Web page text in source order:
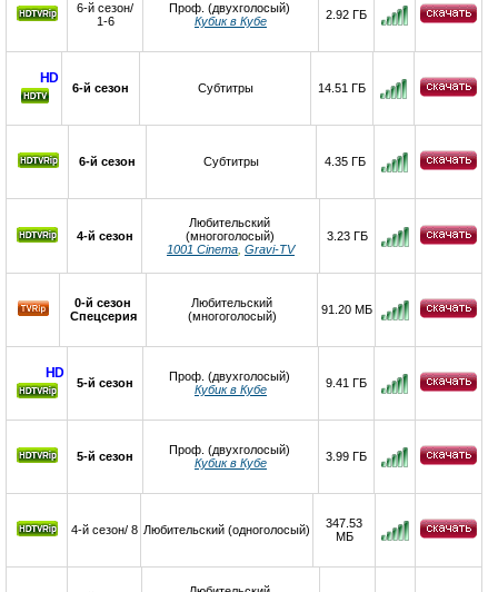
6-й сезон/
1-6
Проф. (двухголосый)
Кубик в Кубе
2.92 ГБ
HD
6-й сезон Субтитры 14.51 ГБ
6-й сезон Субтитры 4.35 ГБ
4-й сезон
Любительский
(многоголосый)
1001 Cinema Gravi-TV
3.23 ГБ
0-й сезон
Спецсерия
Любительский
(многоголосый)
91.20 МБ
HD
5-й сезон
Проф. (двухголосый)
Кубик в Кубе
9.41 ГБ
5-й сезон
Проф. (двухголосый)
Кубик в Кубе
3.99 ГБ
4-й сезон/ 8 Любительский (одноголосый)
347.53
МБ